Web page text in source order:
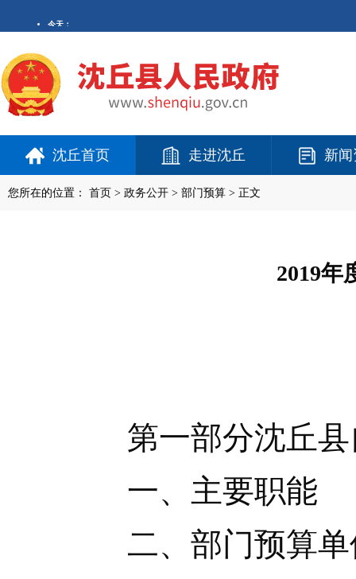
沈丘首页 走进沈丘 新
您所在的位置： 首页 > 政务公开 > 部门预算 > 正文
2019年
第一部分沈丘县
一、主要职能
二、部门预算单